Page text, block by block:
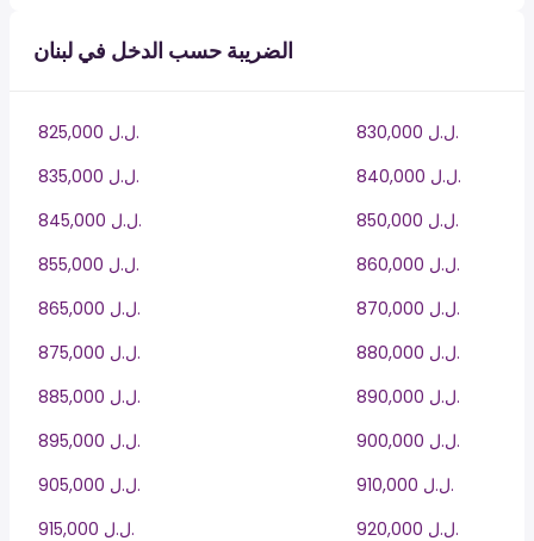
الضريبة حسب الدخل في لبنان
825,000 ل.ل.‎
830,000 ل.ل.‎
835,000 ل.ل.‎
840,000 ل.ل.‎
845,000 ل.ل.‎
850,000 ل.ل.‎
855,000 ل.ل.‎
860,000 ل.ل.‎
865,000 ل.ل.‎
870,000 ل.ل.‎
875,000 ل.ل.‎
880,000 ل.ل.‎
885,000 ل.ل.‎
890,000 ل.ل.‎
895,000 ل.ل.‎
900,000 ل.ل.‎
905,000 ل.ل.‎
910,000 ل.ل.‎
915,000 ل.ل.‎
920,000 ل.ل.‎